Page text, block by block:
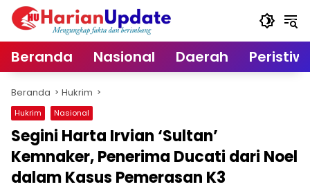
Langsung
Beranda Nasional Daerah
Beranda Hukrim
Hukrim Nasional
Segini Harta Irvian ‘Sultan’
Kemnaker, Penerima Ducati dari Noel
dalam Kasus Pemerasan K3